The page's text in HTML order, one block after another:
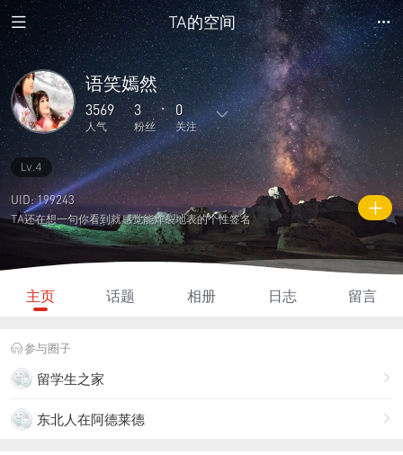
TA的空间
语笑嫣然
3569
人气
3
粉丝
0
关注
25
主题
87
回复
0
日志
1
相册
3
好友
3 0
关注
0
说说
3569
人气
500
积分
Lv.4
UID: 199243
TA还在想一句你看到就感觉能炸裂地表的个性签名
主页 话题 相册 日志 留言
参与圈子
留学生之家
东北人在阿德莱德